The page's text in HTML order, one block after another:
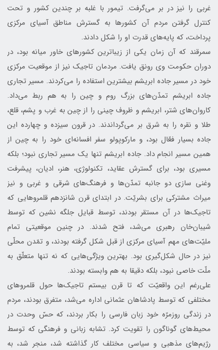
غربي را نيز در بر می‌گرفت. تيمور با غلبه بر چندين كشور و تحت
كنترل گرفتن مردم آن كشورها به گسترش مناطق آسيای مركزی
پرداخت، كه پايه‌های قدرت او را شكل دادند.
سمرقند كه آن زمان يكی از زيباترين كشورهای خاور ميانه بود، در
دوران حكومت وی رونق يافت. مردمان تاجيك نيز از موقعيت مركزی
خود در مسير جاده ابريشم بيشترين استفاده را می‌كردند. مسير تجاری
جاده ابريشم تمدّن‌های بزرگ روم و چين را به هم ربط می‌داد.
كاروان‌های شتر، ابريشم و ظروف چينی را از چين به غرب و پشم، قلع،
طلا و نقره را به شرق بر می‌گرداندند. در قرون سيزده و چهارده اين
جاده بسيار فعّال بود، و ماركوپولو سفر افسانه‌ای خود را به چين از
همين مسير انجام داد. جاده ابريشم تنها يك مسير تجاری نبود؛ بلكه
مسيری بود، برای گسترش عقايد، تكنولوژی، هنر، اديان، پيشرفت
وغنی سازی دو جانبه تمدّن‌ها و فرهنگ‌های شرقی و غربی و نيز
ميراث مشتركی برای بشريّت. در ابتدای قرن شانزدهم قلمروهايی كه
تاجيك‌ها در آن مستقر بودند، توسط قبايل جلگه نشين كه توسط
شيبان‌خان رهبری می‌شد، فتح شدند. در چنين موقعيتی تمام
مليّت‌های مهم آسيای مركزی از قبل شكل گرفته بودند، و تمّدن محلّی
نيز در حال شكل‌گيری بود. بهترين ويژگی‌هايی كه نه تنها متعلّق به
ملّت خاصی نبود، بلكه دقيقا به هم وابسته بودند.
علی‌رغم اين واقعيّت كه تا قرن بيستم تاجيك‌ها حول قلمروهای
مختلفی كه توسط پادشاهان عثمانی اداره می‌شد، متفرق بودند، مردم
در زندگی روزمرّه خود زبان فارسی را بكار بردند، كه حسّ وحدت در
محيط‌های گوناگون را تقويت كرد. تشابه زبانی و فرهنگی كه توسط
رژيم‌های مذهبی و سياسی مختلف كار گذاشته شد، منجر شد، به